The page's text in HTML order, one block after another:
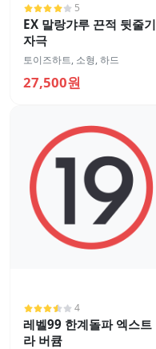
5
EX 말랑갸루 끈적 뒷줄기
자극
토이즈하트, 소형,하드
27,500원
4
레벨99 한계돌파 엑스트
라 버큠